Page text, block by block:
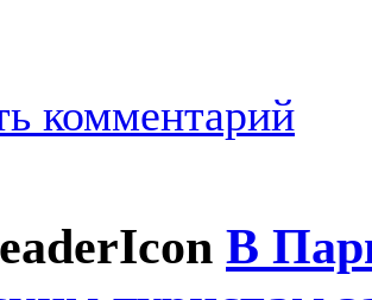
комментарий
В